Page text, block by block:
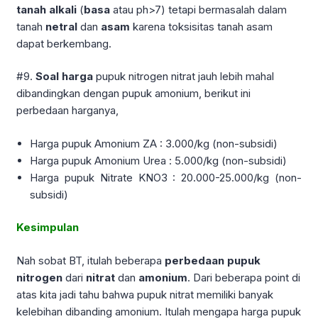
tanah alkali (basa atau ph>7) tetapi bermasalah dalam
tanah netral dan asam karena toksisitas tanah asam
dapat berkembang.
#9. Soal harga pupuk nitrogen nitrat jauh lebih mahal
dibandingkan dengan pupuk amonium, berikut ini
perbedaan harganya,
Harga pupuk Amonium ZA : 3.000/kg (non-subsidi)
Harga pupuk Amonium Urea : 5.000/kg (non-subsidi)
Harga pupuk Nitrate KNO3 : 20.000-25.000/kg (non-
subsidi)
Kesimpulan
Nah sobat BT, itulah beberapa perbedaan pupuk
nitrogen dari nitrat dan amonium. Dari beberapa point di
atas kita jadi tahu bahwa pupuk nitrat memiliki banyak
kelebihan dibanding amonium. Itulah mengapa harga pupuk